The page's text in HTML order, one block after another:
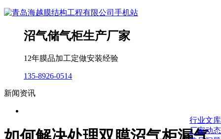
沼气储气柜生产厂家
12年膜品加工定做安装经验
135-8926-0514
新闻资讯
行业文库
厂家动态